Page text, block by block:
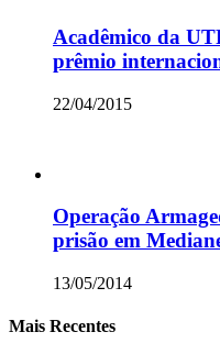
Acadêmico da
prêmio
22/04/2015
Operação
prisão em
13/05/2014
Mais Recentes